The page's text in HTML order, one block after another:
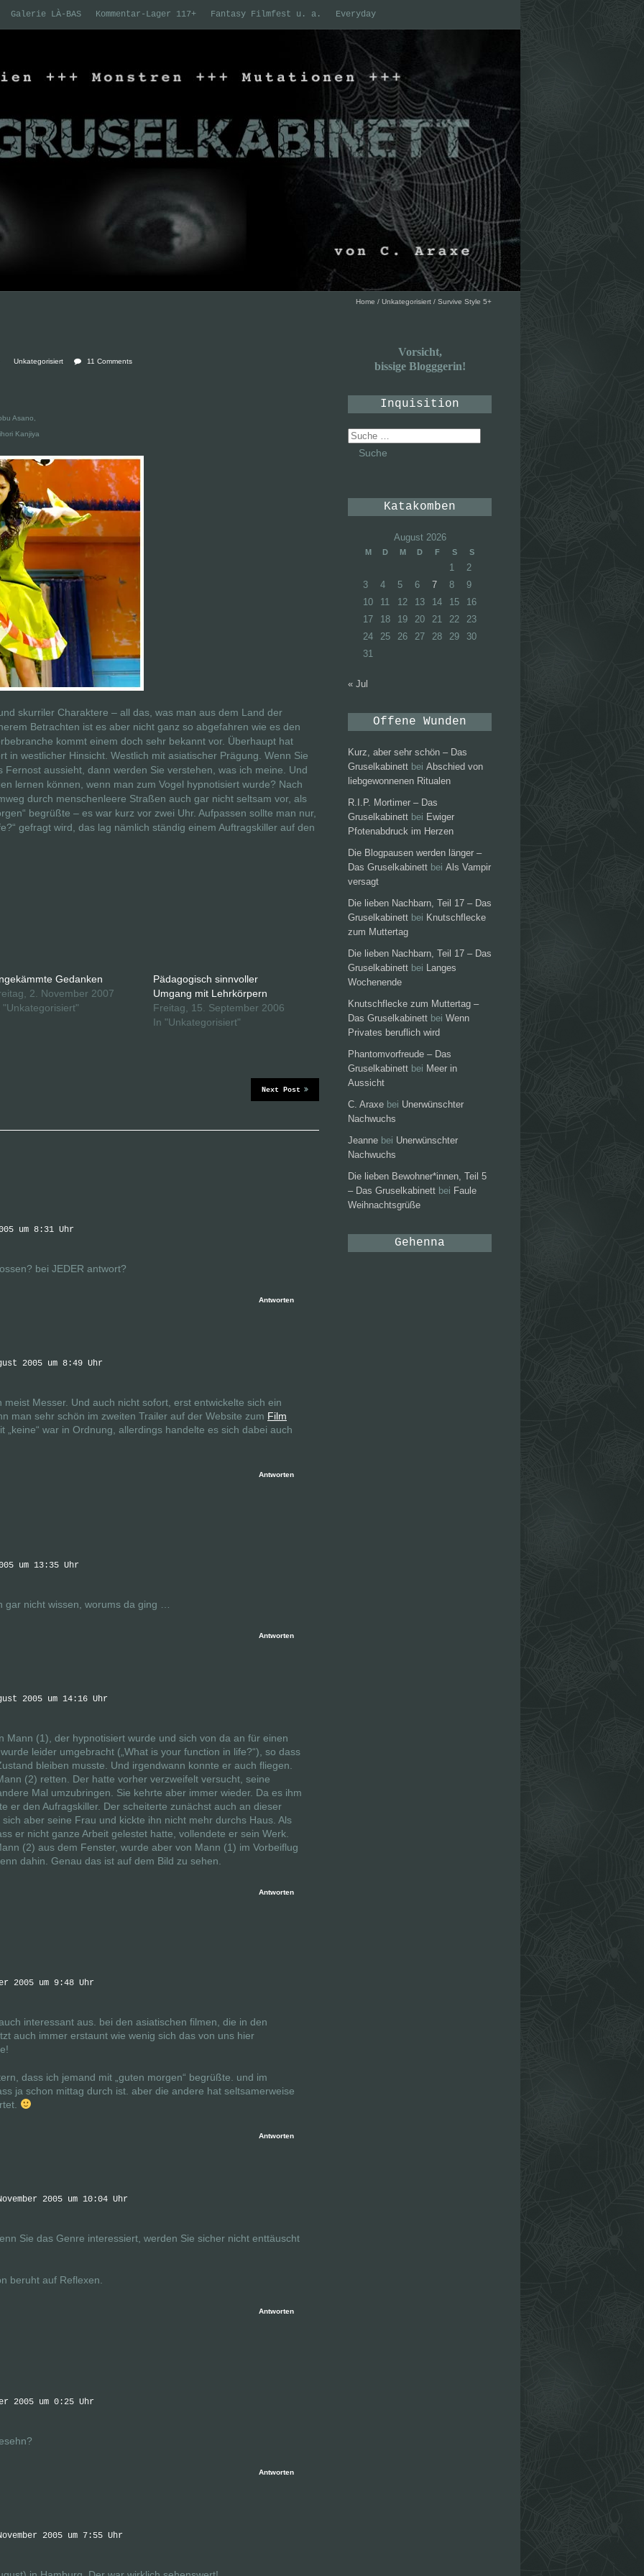
Galerie LÀ-BAS Kommentar-Lager 117+ Fantasy Filmfest u. a. Everyday
Home / Unkategorisiert / Survive Style 5+
Unkategorisiert 11 Comments
Asano,
Kanjiya
skurriler Charaktere – all das, was man aus dem Land der
Betrachten ist es aber nicht ganz so abgefahren wie es den
kommt einem doch sehr bekannt vor. Überhaupt hat
in westlicher Hinsicht. Westlich mit asiatischer Prägung. Wenn Sie
Fernost aussieht, dann werden Sie verstehen, was ich meine. Und
lernen können, wenn man zum Vogel hypnotisiert wurde? Nach
durch menschenleere Straßen auch gar nicht seltsam vor, als
begrüßte – es war kurz vor zwei Uhr. Aufpassen sollte man nur,
gefragt wird, das lag nämlich ständig einem Auftragskiller auf den
Gedanken
2. November 2007
"Unkategorisiert"
Pädagogisch sinnvoller
Umgang mit Lehrkörpern
Freitag, 15. September 2006
In "Unkategorisiert"
Next Post
um 8:31 Uhr
bei JEDER antwort?
Antworten
2005 um 8:49 Uhr
meist Messer. Und auch nicht sofort, erst entwickelte sich ein
man sehr schön im zweiten Trailer auf der Website zum Film
„keine“ war in Ordnung, allerdings handelte es sich dabei auch
Antworten
um 13:35 Uhr
nicht wissen, worums da ging …
Antworten
2005 um 14:16 Uhr
Mann (1), der hypnotisiert wurde und sich von da an für einen
leider umgebracht („What is your function in life?“), so dass
bleiben musste. Und irgendwann konnte er auch fliegen.
(2) retten. Der hatte vorher verzweifelt versucht, seine
Mal umzubringen. Sie kehrte aber immer wieder. Da es ihm
er den Aufragskiller. Der scheiterte zunächst auch an dieser
aber seine Frau und kickte ihn nicht mehr durchs Haus. Als
er nicht ganze Arbeit gelestet hatte, vollendete er sein Werk.
(2) aus dem Fenster, wurde aber von Mann (1) im Vorbeiflug
dahin. Genau das ist auf dem Bild zu sehen.
Antworten
2005 um 9:48 Uhr
interessant aus. bei den asiatischen filmen, die in den
auch immer erstaunt wie wenig sich das von uns hier
dass ich jemand mit „guten morgen“ begrüßte. und im
ja schon mittag durch ist. aber die andere hat seltsamerweise
Antworten
2005 um 10:04 Uhr
Sie das Genre interessiert, werden Sie sicher nicht enttäuscht
beruht auf Reflexen.
Antworten
2005 um 0:25 Uhr
Antworten
2005 um 7:55 Uhr
Vorsicht,
bissige Blogggerin!
Inquisition
Suche
nach:
Katakomben
August 2026
M D M D F S S
1
2
3
4 5 6 7 8
9
10
11 12 13 14 15
16
17
18 19 20 21 22
23
24
25 26 27 28 29
30
31
« Jul
Offene Wunden
Kurz, aber sehr schön – Das
Gruselkabinett bei Abschied von
liebgewonnenen Ritualen
R.I.P. Mortimer – Das
Gruselkabinett bei Ewiger
Pfotenabdruck im Herzen
Die Blogpausen werden länger –
Das Gruselkabinett bei Als Vampir
versagt
Die lieben Nachbarn, Teil 17 – Das
Gruselkabinett bei Knutschflecke
zum Muttertag
Die lieben Nachbarn, Teil 17 – Das
Gruselkabinett bei Langes
Wochenende
Knutschflecke zum Muttertag –
Das Gruselkabinett bei Wenn
Privates beruflich wird
Phantomvorfreude – Das
Gruselkabinett bei Meer in
Aussicht
C. Araxe bei Unerwünschter
Nachwuchs
Jeanne bei Unerwünschter
Nachwuchs
Die lieben Bewohner*innen, Teil 5
– Das Gruselkabinett bei Faule
Weihnachtsgrüße
Gehenna